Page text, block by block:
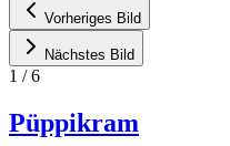
Vorheriges Bild
Nächstes Bild
1 /6
Püppikram